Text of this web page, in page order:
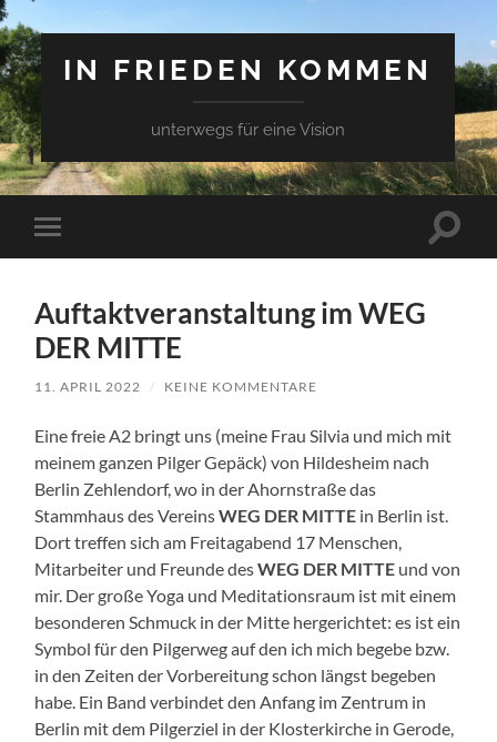
IN FRIEDEN KOMMEN
unterwegs für eine Vision
Mobile-
Menü
Auftaktveranstaltung im WEG
DER MITTE
11. APRIL 2022 / KEINE KOMMENTARE
Eine freie A2 bringt uns (meine Frau Silvia und mich mit
meinem ganzen Pilger Gepäck) von Hildesheim nach
Berlin Zehlendorf, wo in der Ahornstraße das
Stammhaus des VereinsWEG DER MITTE in Berlin ist.
Dort treffen sich am Freitagabend 17 Menschen,
Mitarbeiter und Freunde desWEG DER MITTE und von
mir. Der große Yoga und Meditationsraum ist mit einem
besonderen Schmuck in der Mitte hergerichtet: es ist ein
Symbol für den Pilgerweg auf den ich mich begebe bzw.
in den Zeiten der Vorbereitung schon längst begeben
habe. Ein Band verbindet den Anfang im Zentrum in
Berlin mit dem Pilgerziel in der Klosterkirche in Gerode,